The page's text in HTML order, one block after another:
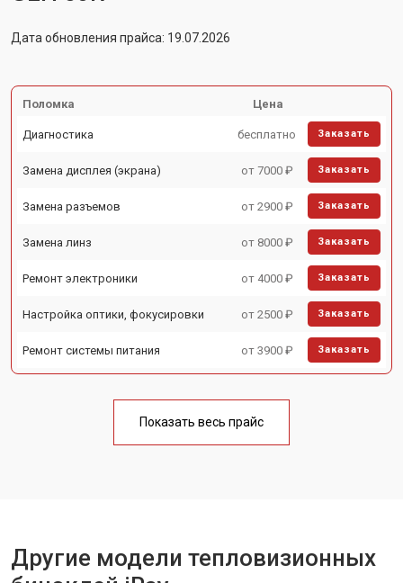
Дата обновления прайса: 19.07.2026
Поломка Цена
Диагностика бесплатно Заказать
Замена дисплея (экрана) от 7000 ₽ Заказать
Замена разъемов от 2900 ₽ Заказать
Замена линз от 8000 ₽ Заказать
Ремонт электроники от 4000 ₽ Заказать
Настройка оптики, фокусировки от 2500 ₽ Заказать
Ремонт системы питания от 3900 ₽ Заказать
Показать весь прайс
Другие модели тепловизионных